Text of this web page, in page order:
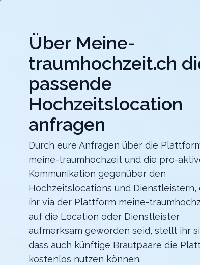
meine-traumhochzeit.ch
Hochzeitslocations
b_smart hotel Schönenwerd
Für ein zauberhaftes Hochzeitsfest
Zurück zur Suche
THE CHEDI
4.7
Abendessen
UR
AndermattMerkliste Link teilen
Lassen Sie Ihren Tag besonders
nur in The Chedi Andermatt finden.
Über Meine-
traumhochzeit.ch
passende
Hochzeitslocation
anfragen
Durch eure Anfragen über die
meine-traumhochzeit und die pro-
Kommunikation gegenüber den
Hochzeitslocations und Dienstleistern,
ihr via der Plattform meine-
auf die Location oder Dienstleister
aufmerksam geworden seid, stellt ihr
dass auch künftige Brautpaare die
kostenlos nutzen können.